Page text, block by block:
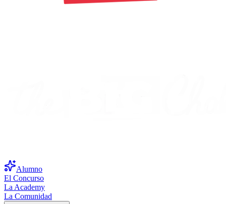
Alumno
El Concurso
La Academy
La Comunidad